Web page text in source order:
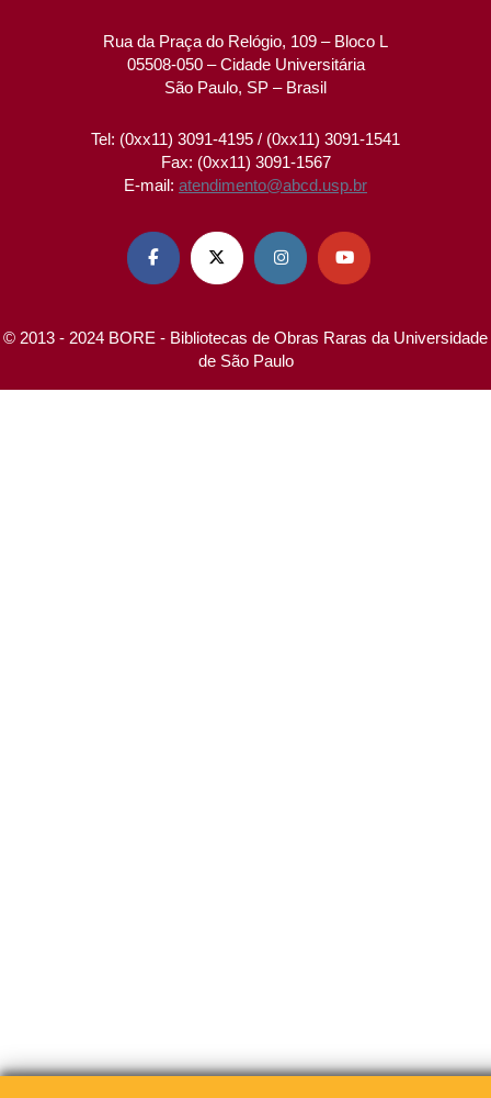
Rua da Praça do Relógio, 109 – Bloco L
05508-050 – Cidade Universitária
São Paulo, SP – Brasil
Tel: (0xx11) 3091-4195 / (0xx11) 3091-1541
Fax: (0xx11) 3091-1567
E-mail: atendimento@abcd.usp.br
   
© 2013 - 2024 BORE - Bibliotecas de Obras Raras da Universidade
de São Paulo